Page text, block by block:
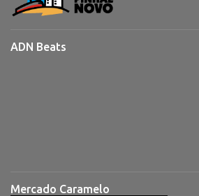
ADN Beats
Mercado Caramelo